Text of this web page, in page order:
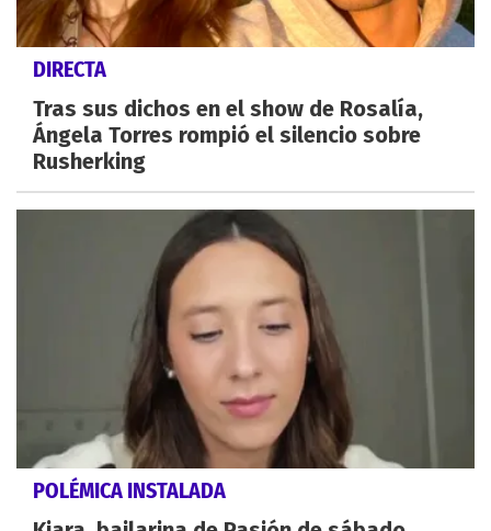
DIRECTA
Tras sus dichos en el show de Rosalía,
Ángela Torres rompió el silencio sobre
Rusherking
POLÉMICA INSTALADA